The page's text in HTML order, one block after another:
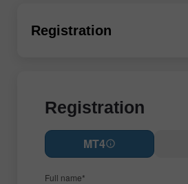
Registration
Registration
MT4
Full name*